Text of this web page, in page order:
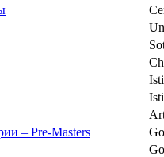
– Pre-Masters